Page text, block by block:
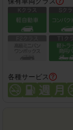
各種サービス